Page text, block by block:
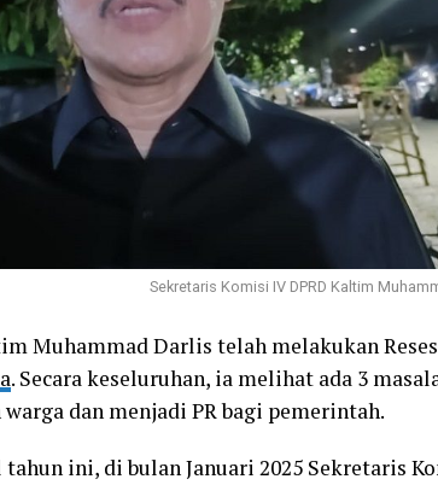
Sekretaris Komisi IV DPRD Kaltim
Muhammad Darlis telah melakukan
. Secara keseluruhan, ia melihat ada 3
dan menjadi PR bagi pemerintah.
tahun ini, di bulan Januari 2025 Sekretaris